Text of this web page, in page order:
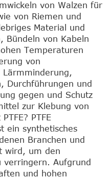
von Walzen für
von Riemen und
Material und
Bündeln von Kabeln
Temperaturen
von
Lärmminderung,
Durchführungen und
gegen und Schutz
zur Klebung von
PTFE
ein synthetisches
Branchen und
wird, um den
verringern. Aufgrund
und hohen